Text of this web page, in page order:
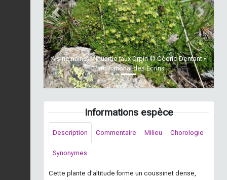
Alsine naine, Minuartie faux Orpin © Cédric Dentant -
Parc national des Ecrins
Previous Next
Informations espèce
Description Commentaire Milieu Chorologie
Synonymes
Cette plante d'altitude forme un coussinet dense,